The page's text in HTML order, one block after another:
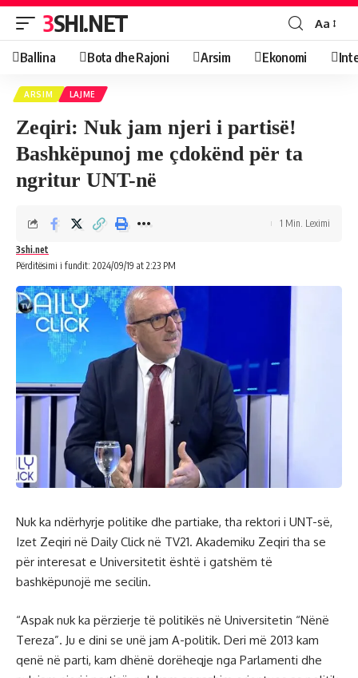
3SHI.NET Aa
Ballina Bota dhe Rajoni Arsim Ekonomi
ARSIM LAJME
Zeqiri: Nuk jam njeri i partisë!
Bashkëpunoj me çdokënd për ta
ngritur UNT-në
Përditësimi i fundit: 2024/09/19 at 2:23 PM
3shi.net
1 Min. Leximi
Nuk ka ndërhyrje politike dhe partiake, tha rektori i UNT-së,
Izet Zeqiri në Daily Click në TV21. Akademiku Zeqiri tha se
për interesat e Universitetit është i gatshëm të
bashkëpunojë me secilin.
“Aspak nuk ka përzierje të politikës në Universitetin “Nënë
Tereza”. Ju e dini se unë jam A-politik. Deri më 2013 kam
qenë në parti, kam dhënë dorëheqje nga Parlamenti dhe